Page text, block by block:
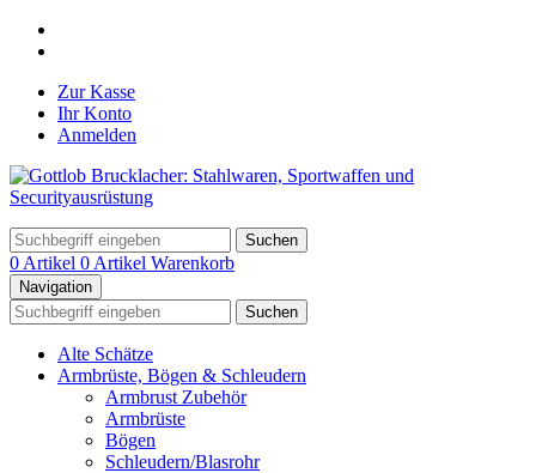
Zur Kasse
Ihr Konto
Anmelden
Suchen
0 Artikel 0 Artikel Warenkorb
Navigation
Suchen
Alte Schätze
Armbrüste, Bögen & Schleudern
Armbrust Zubehör
Armbrüste
Bögen
Schleudern/Blasrohr